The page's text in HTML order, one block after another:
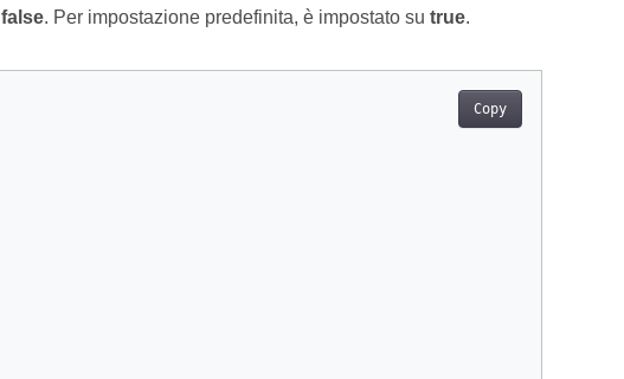
false. Per impostazione predefinita, è impostato su true.
Copy